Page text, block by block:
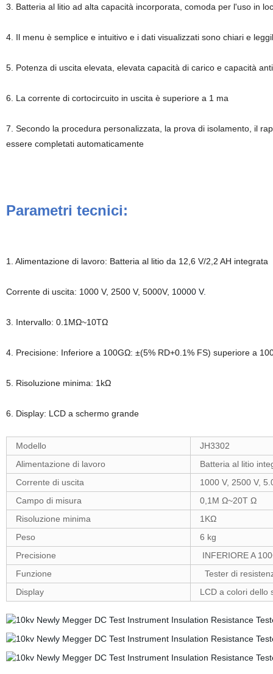
3. Batteria al litio ad alta capacità incorporata, comoda per l'uso in
4. Il menu è semplice e intuitivo e i dati visualizzati sono chiari e
5. Potenza di uscita elevata, elevata capacità di carico e capacità
6. La corrente di cortocircuito in uscita è superiore a 1 ma
7. Secondo la procedura personalizzata, la prova di isolamento, il
essere completati automaticamente
Parametri tecnici:
1. Alimentazione di lavoro: Batteria al litio da 12,6 V/2,2 AH integrata
Corrente di uscita: 1000 V, 2500 V, 5000V, 10000 V.
3. Intervallo: 0.1MΩ~10TΩ
4. Precisione: Inferiore a 100GΩ: ±(5% RD+0.1% FS) superiore a
5. Risoluzione minima: 1kΩ
6. Display: LCD a schermo grande
Modello
JH3302
Alimentazione di lavoro
Batteria al litio
Corrente di uscita
1000 V, 2500 V,
Campo di misura
0,1M Ω~20T Ω
Risoluzione minima
1KΩ
Peso
6 kg
Precisione
INFERIORE A
Funzione
Tester di
Display
LCD a colori dello